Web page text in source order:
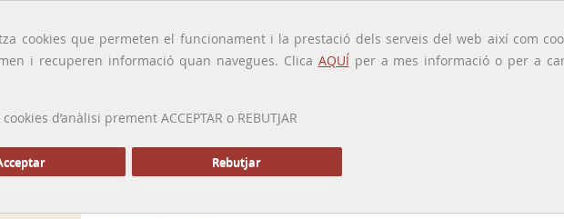
cookies que permeten el funcionament i la prestació dels serveis del web així com
i recuperen informació quan navegues. Clica AQUÍper a mes informació o per a
d’anàlisi prement ACCEPTAR o REBUTJAR
Rebutjar
PRESENTACIÓ GALERIA